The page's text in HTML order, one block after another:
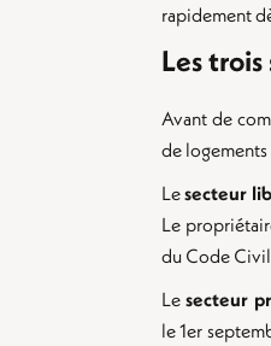
rapidement
Les
Avant de
de
Lesecteur
Le
du Code
Lesecteur
le 1er